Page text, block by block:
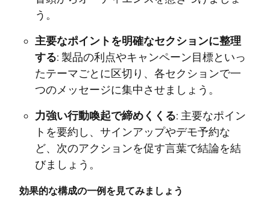
う。
主要なポイントを明確なセクションに整理
する: 製品の利点やキャンペーン目標といっ
たテーマごとに区切り、各セクションで一
つのメッセージに集中させましょう。
力強い行動喚起で締めくくる: 主要なポイン
トを要約し、サインアップやデモ予約な
ど、次のアクションを促す言葉で結論を結
びましょう。
効果的な構成の一例を見てみましょう